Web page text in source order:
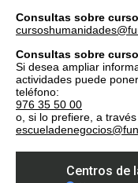
Consultas sobre
Consultas sobre
Si desea ampliar
actividades puede
teléfono:
976 35 50 00
o, si lo prefiere, a